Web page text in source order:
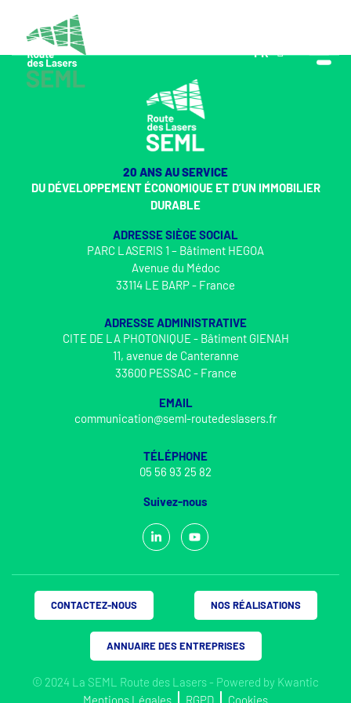
FR
EN
20 ANS AU SERVICE
DU DÉVELOPPEMENT ÉCONOMIQUE ET D’UN IMMOBILIER
DURABLE
ADRESSE SIÈGE SOCIAL
PARC LASERIS 1 – Bâtiment HEGOA
Avenue du Médoc
33114 LE BARP - France
ADRESSE ADMINISTRATIVE
CITE DE LA PHOTONIQUE - Bâtiment GIENAH
11, avenue de Canteranne
33600 PESSAC - France
EMAIL
communication@seml-routedeslasers.fr
TÉLÉPHONE
05 56 93 25 82
Suivez-nous
© 2024 La SEML Route des Lasers - Powered by Kwantic
Mentions Légales
RGPD Cookies
CONTACTEZ-NOUS NOS RÉALISATIONS
ANNUAIRE DES ENTREPRISES